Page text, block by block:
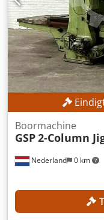
Nederland 0 km
Boormachine
GSP2-Column